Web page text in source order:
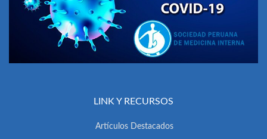
LINK Y RECURSOS
Artículos Destacados